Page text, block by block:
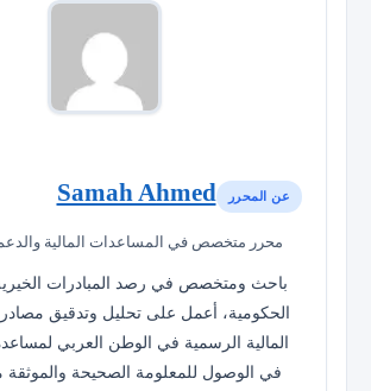
عن المحرر Samah Ahmed
محرر متخصص في المساعدات المالية
باحث ومتخصص في رصد المبادرات
الحكومية، أعمل على تحليل وتدقيق
المالية الرسمية في الوطن العربي
في الوصول للمعلومة الصحيحة والموثقة